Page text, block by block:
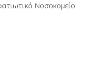
Νοσοκομείο